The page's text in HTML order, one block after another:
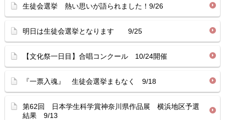
生徒会選挙 熱い思いが語られました！9/26
明日は生徒会選挙となります 9/25
【文化祭一日目】合唱コンクール 10/24開催
『一票入魂』 生徒会選挙まもなく 9/18
第62回 日本学生科学賞神奈川県作品展 横浜地区予選
結果 9/13